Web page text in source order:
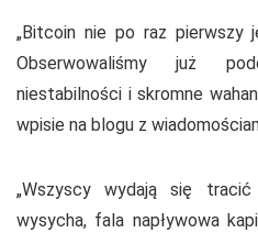
„Bitcoin nie po raz pierwszy
Obserwowaliśmy już
niestabilności i skromne
wpisie na blogu z
„Wszyscy wydają się tracić
wysycha, fala napływowa